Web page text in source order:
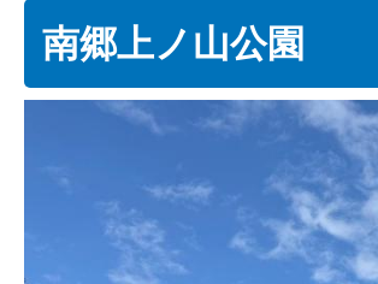
南郷上ノ山公園